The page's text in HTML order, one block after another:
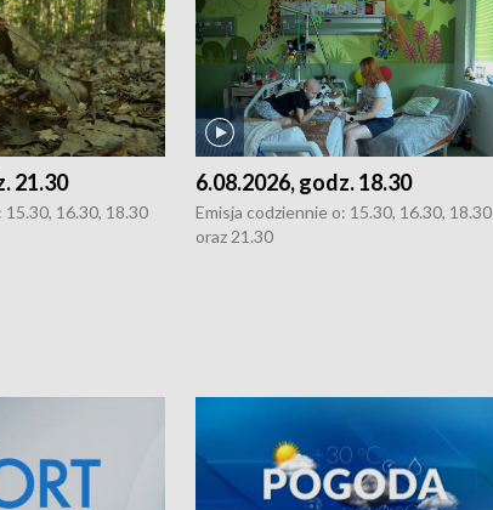
21.30
15.30, 16.30, 18.30
6.08.2026, godz. 18.30
Emisja codziennie o: 15.30, 16.30, 18.30
oraz 21.30